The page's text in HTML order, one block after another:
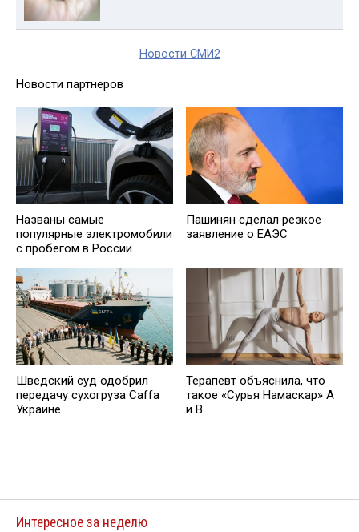
Новости СМИ2
Новости партнеров
Названы самые
популярные электромобили
с пробегом в России
Пашинян сделал резкое
заявление о ЕАЭС
Шведский суд одобрил
передачу сухогруза Caffa
Украине
Терапевт объяснила, что
такое «Сурья Намаскар» А
и В
Интересное за неделю